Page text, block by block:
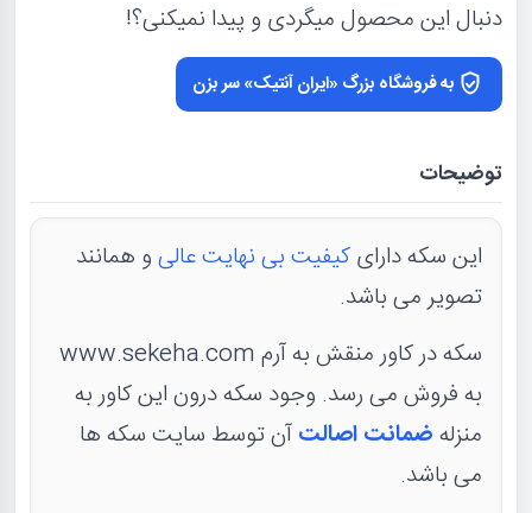
دنبال این محصول میگردی و پیدا نمیکنی؟!
به فروشگاه بزرگ «ایران آنتیک» سر بزن
توضیحات
این سکه دارایکیفیت بی نهایت عالیو همانند
تصویر می باشد.
سکه در کاور منقش به آرم www.sekeha.com
به فروش می رسد. وجود سکه درون این کاور به
منزلهضمانت اصالتآن توسط سایت سکه ها
می باشد.